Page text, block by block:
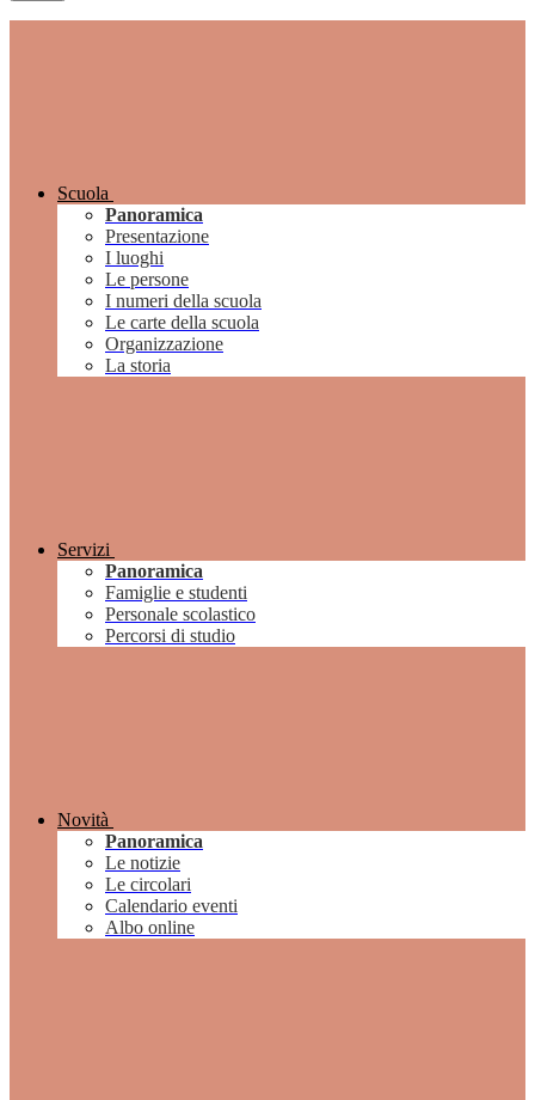
Scuola
Panoramica
Presentazione
I luoghi
Le persone
I numeri della scuola
Le carte della scuola
Organizzazione
La storia
Servizi
Panoramica
Famiglie e studenti
Personale scolastico
Percorsi di studio
Novità
Panoramica
Le notizie
Le circolari
Calendario eventi
Albo online